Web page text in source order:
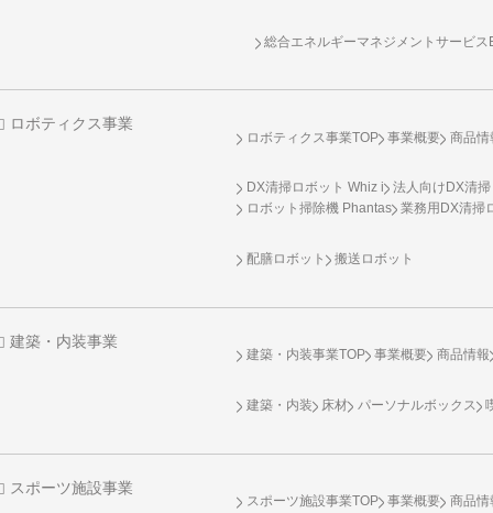
総合エネルギーマネジメントサービ
ロボティクス事業
ロボティクス事業TOP 事業概要 商品情
DX清掃ロボット Whiz i
法人向けDX清
ロボット掃除機 Phantas
業務用DX清掃
配膳ロボット 搬送ロボット
建築・内装事業
建築・内装事業TOP 事業概要 商品情報
建築・内装 床材 パーソナルボックス
スポーツ施設事業
スポーツ施設事業TOP 事業概要 商品情